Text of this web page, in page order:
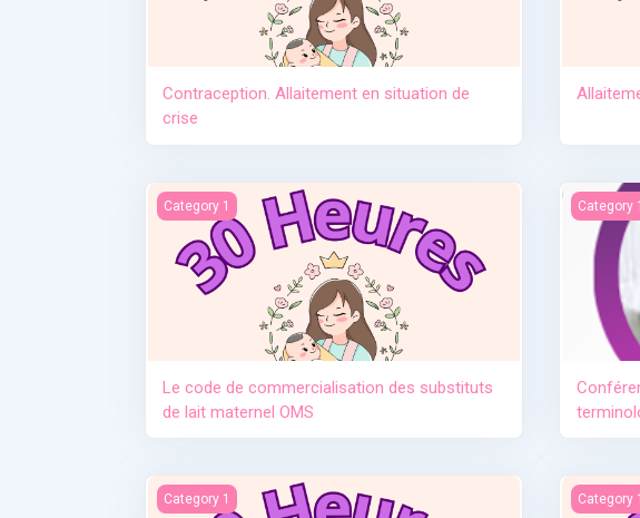
Contraception. Allaitement en situation de
crise
Le code de commercialisation des substituts de lait maternel OMS
Category 1
Le code de commercialisation des substituts
de lait maternel OMS
Category 1
Manque de lait et relactation
Category 1 Category 1